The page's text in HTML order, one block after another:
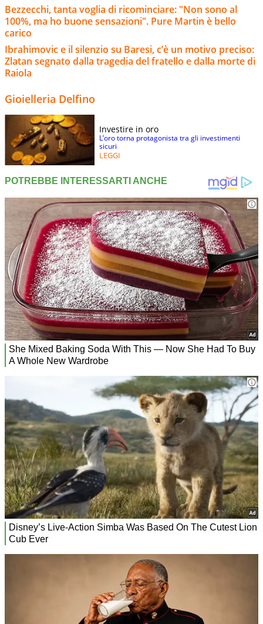
Bezzecchi, tanta voglia di ricominciare: "Non sono al
100%, ma ho buone sensazioni". Pure Martin è bello
carico
Ibrahimovic e il silenzio su Baresi, c’è un motivo preciso:
Zlatan segnato dalla tragedia del fratello e dalla morte di
Raiola
Gioielleria Delfino
Investire in oro
L’oro torna protagonista tra gli investimenti
sicuri
LEGGI